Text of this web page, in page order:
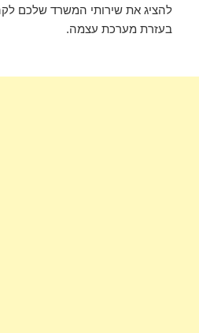
להציג את שירותי המשרד שלכם
בעזרת מערכת עצמה.